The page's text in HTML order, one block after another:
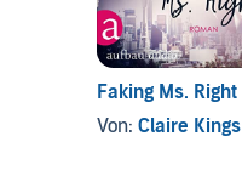
Faking Ms. Right
Von: Claire